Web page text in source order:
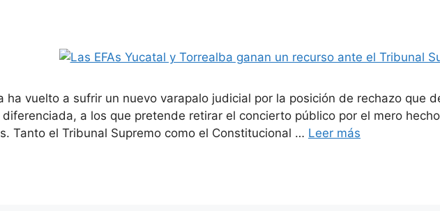
ha vuelto a sufrir un nuevo varapalo judicial por la posición de rechazo que
a los que pretende retirar el concierto público por el mero
Tanto el Tribunal Supremo como el Constitucional … Leer más